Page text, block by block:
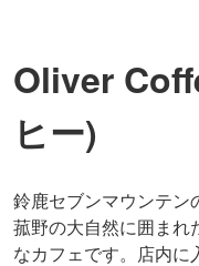
Oliver
ヒー)
鈴鹿セブンマウンテン
菰野の大自然に囲まれ
なカフェです。店内